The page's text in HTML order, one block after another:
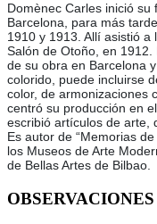
Domènec Carles inició
Barcelona, para más
1910 y 1913. Allí asistió
Salón de Otoño, en
de su obra en Barcelona
colorido, puede incluirse
color, de armonizaciones
centró su producción en
escribió artículos de arte,
Es autor de “Memorias
los Museos de Arte
de Bellas Artes de Bilbao.
OBSERVACIONES